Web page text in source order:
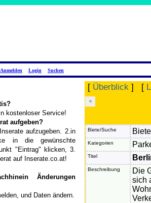
Anmelden Login Suchen
kostenloser Service!
aufgeben?
aufzugeben. 2.in
in die gewünschte
"Eintrag" klicken, 3.
auf Inserate.co.at!
Änderungen
und Daten ändern.
[ Überblick ] [
<
Biete/Suche Biete
Kategorien
Titel
Beschreibung
Die
sich